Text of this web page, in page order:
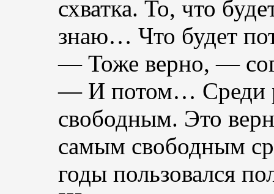
схватка. То, что
знаю… Что будет
— Тоже верно, —
— И потом… Среди
свободным. Это
самым свободным
годы пользовался